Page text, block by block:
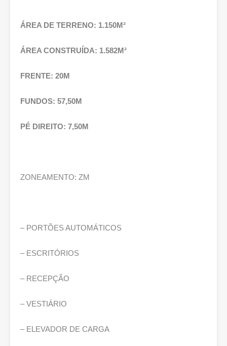
ÁREA DE TERRENO: 1.150M²
ÁREA CONSTRUÍDA: 1.582M²
FRENTE: 20M
FUNDOS: 57,50M
PÉ DIREITO: 7,50M
ZONEAMENTO: ZM
– PORTÕES AUTOMÁTICOS
– ESCRITÓRIOS
– RECEPÇÃO
– VESTIÁRIO
– ELEVADOR DE CARGA